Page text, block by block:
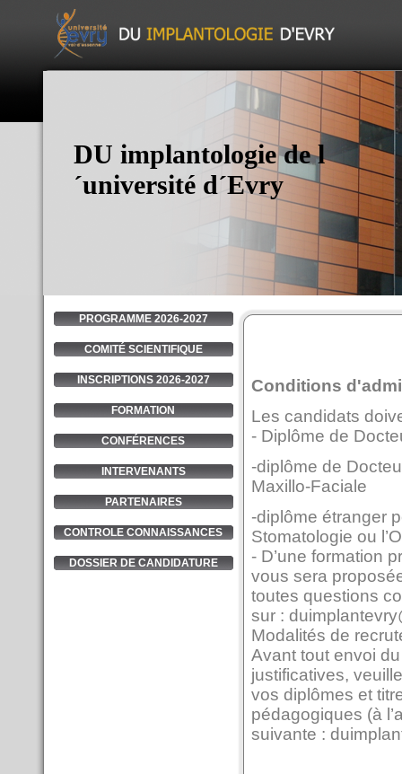
DU implantologie de l
´université d´Evry
PROGRAMME 2026-2027
COMITÉ SCIENTIFIQUE
INSCRIPTIONS 2026-2027
FORMATION
CONFÉRENCES
INTERVENANTS
PARTENAIRES
CONTROLE CONNAISSANCES
DOSSIER DE CANDIDATURE
Conditions
Les candidats
- Diplôme de
-diplôme de
Maxillo-Faciale
-diplôme étranger
Stomatologie ou
- D’une formation
vous sera
toutes questions
sur :
Modalités de
Avant tout envoi
justificatives,
vos diplômes et
pédagogiques (à
suivante :